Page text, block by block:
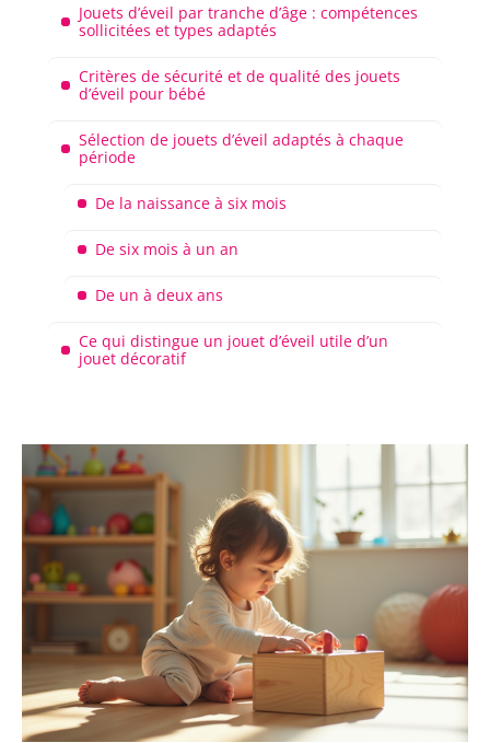
Jouets d’éveil par tranche d’âge : compétences
sollicitées et types adaptés
Critères de sécurité et de qualité des jouets
d’éveil pour bébé
Sélection de jouets d’éveil adaptés à chaque
période
De la naissance à six mois
De six mois à un an
De un à deux ans
Ce qui distingue un jouet d’éveil utile d’un
jouet décoratif